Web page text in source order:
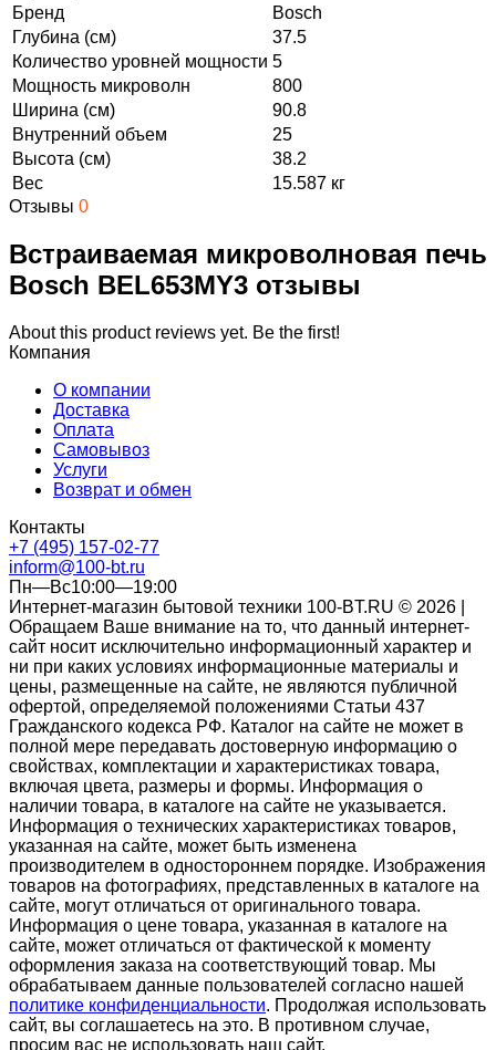
Бренд
Bosch
Глубина (см)
37.5
Количество уровней мощности 5
Мощность микроволн
800
Ширина (см)
90.8
Внутренний объем
25
Высота (см)
38.2
Вес
15.587 кг
Отзывы 0
Встраиваемая микроволновая печь
Bosch BEL653MY3 отзывы
About this product reviews yet. Be the first!
Компания
О компании
Доставка
Оплата
Самовывоз
Услуги
Возврат и обмен
Контакты
+7 (495) 157-02-77
inform@100-bt.ru
Пн—Вс10:00—19:00
Интернет-магазин бытовой техники 100-BT.RU © 2026 |
Обращаем Ваше внимание на то, что данный интернет-
сайт носит исключительно информационный характер и
ни при каких условиях информационные материалы и
цены, размещенные на сайте, не являются публичной
офертой, определяемой положениями Статьи 437
Гражданского кодекса РФ. Каталог на сайте не может в
полной мере передавать достоверную информацию о
свойствах, комплектации и характеристиках товара,
включая цвета, размеры и формы. Информация о
наличии товара, в каталоге на сайте не указывается.
Информация о технических характеристиках товаров,
указанная на сайте, может быть изменена
производителем в одностороннем порядке. Изображения
товаров на фотографиях, представленных в каталоге на
сайте, могут отличаться от оригинального товара.
Информация о цене товара, указанная в каталоге на
сайте, может отличаться от фактической к моменту
оформления заказа на соответствующий товар. Мы
обрабатываем данные пользователей согласно нашей
политике конфиденциальности. Продолжая использовать
сайт, вы соглашаетесь на это. В противном случае,
просим вас не использовать наш сайт.